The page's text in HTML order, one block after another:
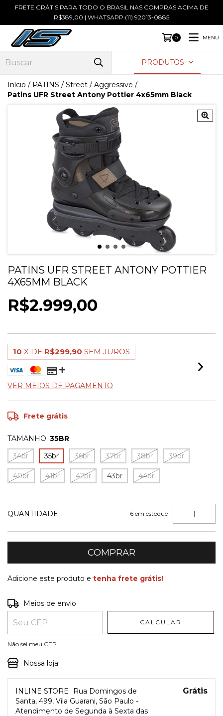
FRETE GRÁTIS PARA TODO O BRASIL NAS COMPRAS ACIMA DE
R$389,00 | WHATSAPP (11) 92013-0885
0 MENU
PRODUTOS
Início / PATINS / Street / Aggressive /
Patins UFR Street Antony Pottier 4x65mm Black
PATINS UFR STREET ANTONY POTTIER
4X65MM BLACK
R$2.999,00
10 X DE R$299,90 SEM JUROS
VER MEIOS DE PAGAMENTO
Frete grátis
TAMANHO: 35BR
34br
35br 36br 37br 38br 39br
40br 41br 42br 43br 44br
QUANTIDADE 6 em estoque
Adicione este produto e tenha frete grátis!
Entregas para o CEP:
Meios de envio
CALCULAR
Não sei meu CEP
Nossa loja
INLINE STORE
Rua Domingos de
Santa, 499, Vila Guarani, São Paulo -
Atendimento de Segunda à Sexta das
Grátis